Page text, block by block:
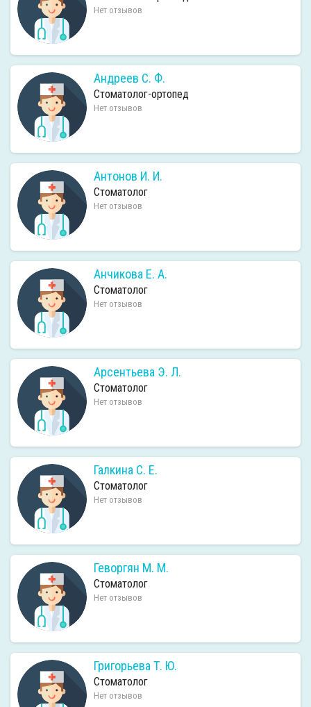
Нет отзывов
Андреев С. Ф.
Стоматолог-ортопед
Нет отзывов
Антонов И. И.
Стоматолог
Нет отзывов
Анчикова Е. А.
Стоматолог
Нет отзывов
Арсентьева Э. Л.
Стоматолог
Нет отзывов
Галкина С. Е.
Стоматолог
Нет отзывов
Геворгян М. М.
Стоматолог
Нет отзывов
Григорьева Т. Ю.
Стоматолог
Нет отзывов